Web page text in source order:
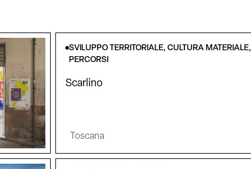
SVILUPPO TERRITORIALE, CULTURA MATERIALE,
PERCORSI
Scarlino
Toscana